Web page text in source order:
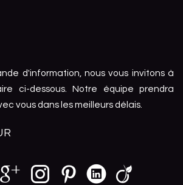
d'information, nous vous invitons à
ci-dessous. Notre équipe prendra
vous dans les meilleurs délais.